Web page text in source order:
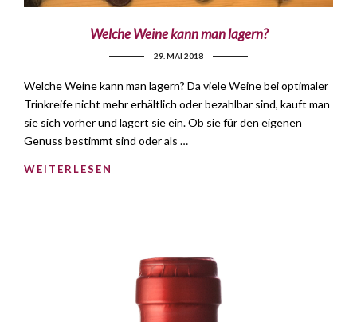
Welche Weine kann man lagern?
29. MAI 2018
Welche Weine kann man lagern? Da viele Weine bei optimaler
Trinkreife nicht mehr erhältlich oder bezahlbar sind, kauft man
sie sich vorher und lagert sie ein. Ob sie für den eigenen
Genuss bestimmt sind oder als …
WEITERLESEN